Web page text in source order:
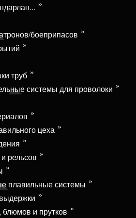
боеприпасов
труб
системы для проволоки
цеха
рельсов
плавильные системы
блюмов и прутков